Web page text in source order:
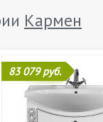
Кармен
83 079 руб.